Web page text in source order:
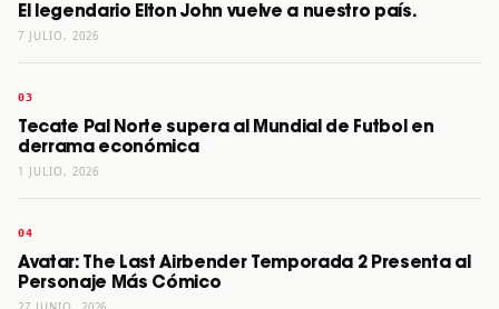
El legendario Elton John vuelve a nuestro país.
7 JULIO, 2026
Tecate Pal Norte supera al Mundial de Futbol en
derrama económica
1 JULIO, 2026
Avatar: The Last Airbender Temporada 2 Presenta al
Personaje Más Cómico